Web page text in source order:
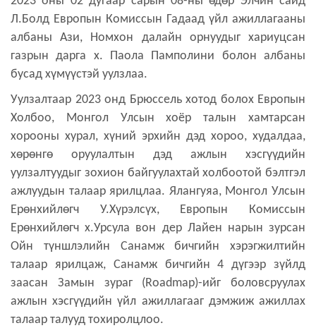
Л.Болд Европын Комиссын Гадаад үйл ажиллагааны
албаны Ази, Номхон далайн орнуудыг хариуцсан
газрын дарга х. Паола Памполини болон албаны
бусад хүмүүстэй уулзлаа.
Уулзалтаар 2023 онд Брюссель хотод болох Европын
Холбоо, Монгол Улсын хоёр талын хамтарсан
хорооны хурал, хүний эрхийн дэд хороо, худалдаа,
хөрөнгө оруулалтын дэд ажлын хэсгүүдийн
уулзалтуудыг зохион байгуулахтай холбоотой бэлтгэл
ажлуудын талаар ярилцлаа. Ялангуяа, Монгол Улсын
Ерөнхийлөгч У.Хүрэлсүх, Европын Комиссын
Ерөнхийлөгч х.Урсула вон дер Лайен нарын зурсан
Ойн түншлэлийн Санамж бичгийн хэрэгжилтийн
талаар ярилцаж, Санамж бичгийн 4 дүгээр зүйлд
заасан Замын зураг (Roadmap)-ийг боловсруулах
ажлын хэсгүүдийн үйл ажиллагааг дэмжиж ажиллах
талаар талууд тохиролцлоо.